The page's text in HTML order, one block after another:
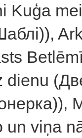
Kuģa
dienu
un viņa